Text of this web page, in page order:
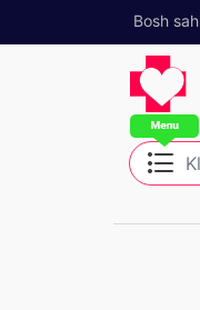
Bosh